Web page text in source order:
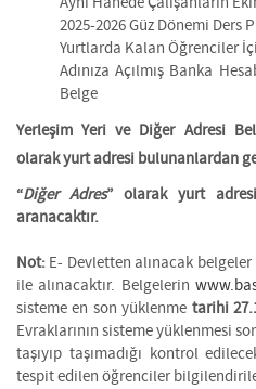
2025-2026 Güz Dönemi Ders
Yurtlarda Kalan Öğrenciler
Adınıza Açılmış Banka
Belge
Yerleşim Yeri ve Diğer Adresi
olarak yurt adresi bulunanlardan
“Diğer Adres” olarak yurt
aranacaktır.
Not: E- Devletten alınacak
ile alınacaktır. Belgelerin
sisteme en son yüklenme tarihi
Evraklarının sisteme yüklenmesi
taşıyıp taşımadığı kontrol
tespit edilen öğrenciler